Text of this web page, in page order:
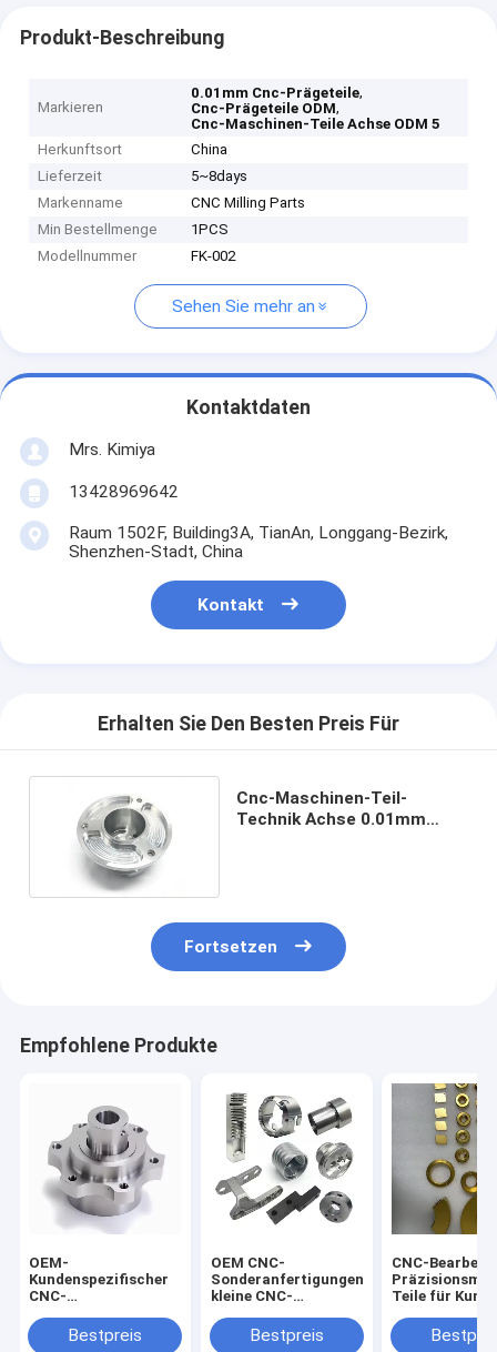
Produkt-Beschreibung
Markieren
0.01mm Cnc-Prägeteile,
Cnc-Prägeteile ODM,
Cnc-Maschinen-Teile Achse ODM 5
Herkunftsort
China
Lieferzeit
5~8days
Markenname
CNC Milling Parts
Min Bestellmenge
1PCS
Modellnummer
FK-002
Sehen Sie mehr an
Kontaktdaten
Mrs. Kimiya
13428969642
Raum 1502F, Building3A, TianAn, Longgang-Bezirk,
Shenzhen-Stadt, China
Kontakt
Erhalten Sie Den Besten Preis Für
Cnc-Maschinen-Teil-
Technik Achse 0.01mm
Fortsetzen
Empfohlene Produkte
OEM-
Kundenspezifischer
CNC-
für Automobilteile
aus Aluminium,
Bestpreis
OEM CNC-
Sonderanfertigungen,
kleine CNC-
Aluminium, Fräsen
und Drehen,
Bestpreis
CNC-
Teile für
Titan
Bearbeitung